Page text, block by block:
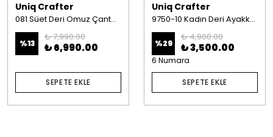
Uniq Crafter
081 Süet Deri Omuz Çantası Vizon
%13
₺ 7,990.00
₺ 6,990.00
SEPETE EKLE
Uniq Crafter
9750-10 Kadın Deri Ayakkabı Siyah Rugan
%29
₺ 4,900.00
₺ 3,500.00
6 Numara
SEPETE EKLE